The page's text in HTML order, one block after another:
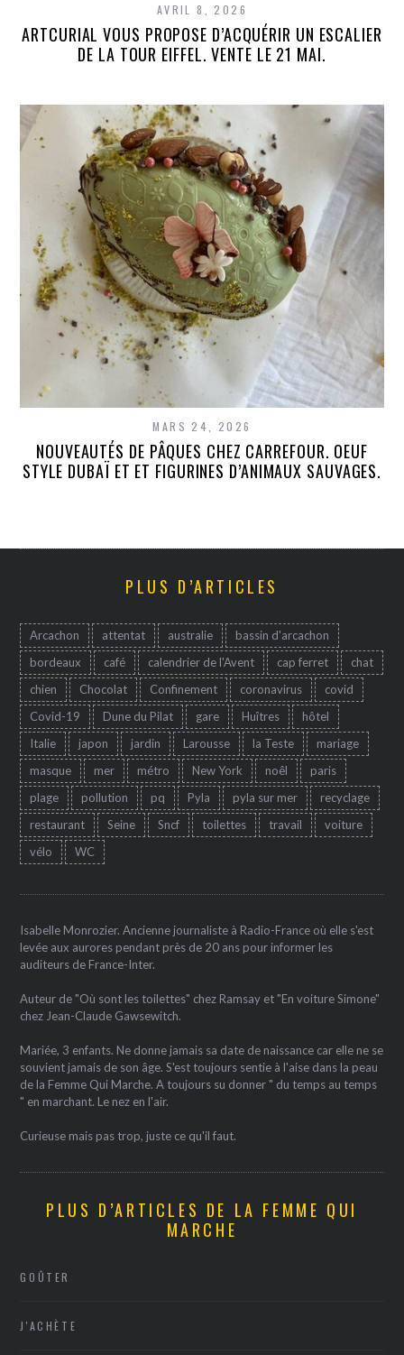
AVRIL 8, 2026
ARTCURIAL VOUS PROPOSE D’ACQUÉRIR UN ESCALIER
DE LA TOUR EIFFEL. VENTE LE 21 MAI.
MARS 24, 2026
NOUVEAUTÉS DE PÂQUES CHEZ CARREFOUR. OEUF
STYLE DUBAÏ ET ET FIGURINES D’ANIMAUX SAUVAGES.
PLUS D’ARTICLES
Arcachon attentat australie
bassin d'arcachon
bordeaux
café calendrier de l'Avent cap ferret
chat
chien
Chocolat Confinement coronavirus
covid
Covid-19
Dune du Pilat gare Huîtres
hôtel
Italie
japon jardin Larousse la Teste
mariage
masque
mer métro New York noêl
paris
plage
pollution pq Pyla pyla sur mer
recyclage
restaurant
Seine Sncf toilettes travail
voiture
vélo
WC
Isabelle Monrozier. Ancienne journaliste à Radio-France où elle s'est
levée aux aurores pendant près de 20 ans pour informer les
auditeurs de France-Inter.
Auteur de "Où sont les toilettes" chez Ramsay et "En voiture Simone"
chez Jean-Claude Gawsewitch.
Mariée, 3 enfants. Ne donne jamais sa date de naissance car elle ne se
souvient jamais de son âge. S'est toujours sentie à l'aise dans la peau
de la Femme Qui Marche. A toujours su donner " du temps au temps
" en marchant. Le nez en l'air.
Curieuse mais pas trop, juste ce qu'il faut.
PLUS D’ARTICLES DE LA FEMME QUI
MARCHE
GOÛTER
J'ACHÈTE